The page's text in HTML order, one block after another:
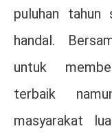
puluhan
handal.
untuk
terbaik
masyarakat